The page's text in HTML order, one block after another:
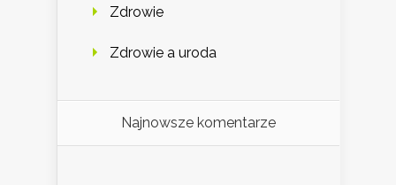
Zdrowie
Zdrowie a uroda
Najnowsze komentarze